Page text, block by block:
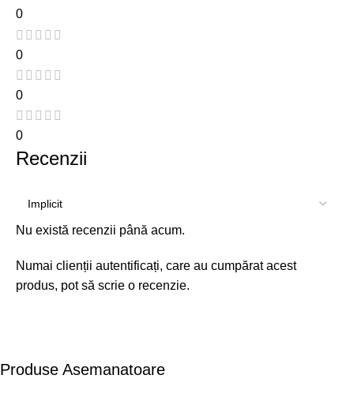
0
0
0
0
Recenzii
Nu există recenzii până acum.
Numai clienții autentificați, care au cumpărat acest
produs, pot să scrie o recenzie.
Produse Asemanatoare